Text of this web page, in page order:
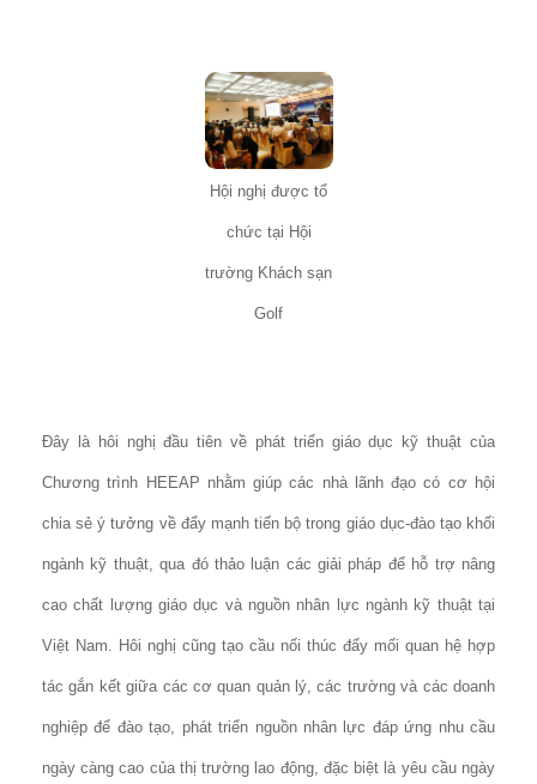
Hội nghị được tổ
chức tại Hội
trường Khách sạn
Golf
Đây là hôi nghị đầu tiên về phát triển giáo dục kỹ thuật của
Chương trình HEEAP nhằm giúp các nhà lãnh đạo có cơ hội
chia sẻ ý tưởng về đẩy mạnh tiến bộ trong giáo dục-đào tạo khối
ngành kỹ thuật, qua đó thảo luận các giải pháp để hỗ trợ nâng
cao chất lượng giáo dục và nguồn nhân lực ngành kỹ thuật tại
Việt Nam. Hôi nghị cũng tạo cầu nối thúc đẩy mối quan hệ hợp
tác gắn kết giữa các cơ quan quản lý, các trường và các doanh
nghiệp để đào tạo, phát triển nguồn nhân lực đáp ứng nhu cầu
ngày càng cao của thị trường lao động, đặc biệt là yêu cầu ngày